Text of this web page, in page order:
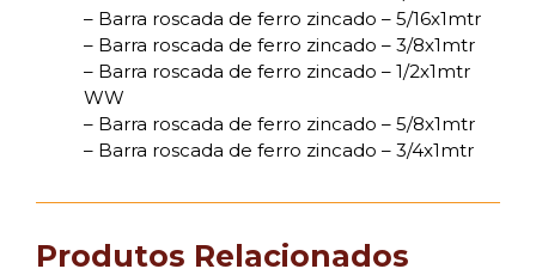
– Barra roscada de ferro zincado – 5/16x1mtr
– Barra roscada de ferro zincado – 3/8x1mtr
– Barra roscada de ferro zincado – 1/2x1mtr
WW
– Barra roscada de ferro zincado – 5/8x1mtr
– Barra roscada de ferro zincado – 3/4x1mtr
Produtos Relacionados